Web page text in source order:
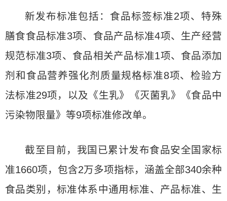
新发布标准包括：食品标签标准2项、特殊
膳食食品标准3项、食品产品标准4项、生产经营
规范标准3项、食品相关产品标准1项、食品添加
剂和食品营养强化剂质量规格标准8项、检验方
法标准29项，以及《生乳》《灭菌乳》《食品中
污染物限量》等9项标准修改单。
截至目前，我国已累计发布食品安全国家标
准1660项，包含2万多项指标，涵盖全部340余种
食品类别，标准体系中通用标准、产品标准、生